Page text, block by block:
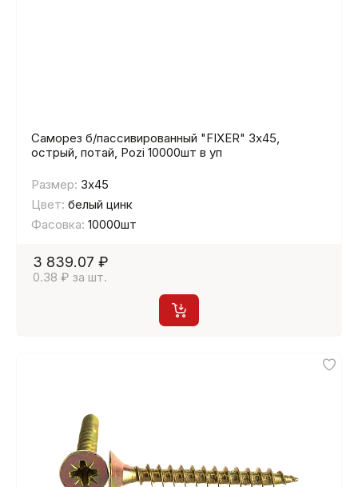
Саморез б/пассивированный "FIXER" 3х45,
острый, потай, Pozi 10000шт в уп
Размер: 3х45
Цвет: белый цинк
Фасовка: 10000шт
3 839.07 ₽
0.38 ₽ за шт.